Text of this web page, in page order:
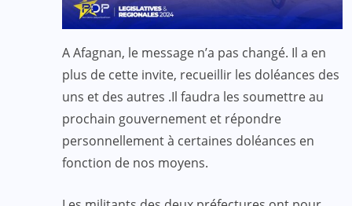
A Afagnan, le message n’a pas changé. Il a en
plus de cette invite, recueillir les doléances des
uns et des autres .Il faudra les soumettre au
prochain gouvernement et répondre
personnellement à certaines doléances en
fonction de nos moyens.